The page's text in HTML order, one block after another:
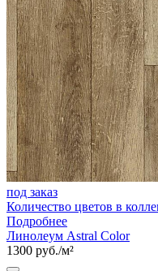
под заказ
Количество цветов в
Подробнее
Линолеум Astral Color
1300 руб./м²